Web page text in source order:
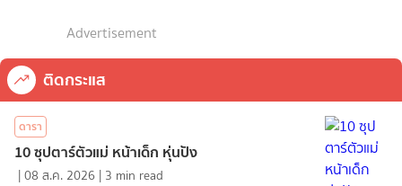
Advertisement
ติดกระแส
ดารา
10 ซุปตาร์ตัวแม่ หน้าเด็ก หุ่นปัง
|08 ส.ค. 2026 | 3 min read